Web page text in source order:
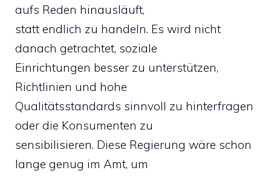
aufs Reden hinausläuft,
statt endlich zu handeln. Es wird nicht
danach getrachtet, soziale
Einrichtungen besser zu unterstützen,
Richtlinien und hohe
Qualitätsstandards sinnvoll zu hinterfragen
oder die Konsumenten zu
sensibilisieren. Diese Regierung wäre schon
lange genug im Amt, um